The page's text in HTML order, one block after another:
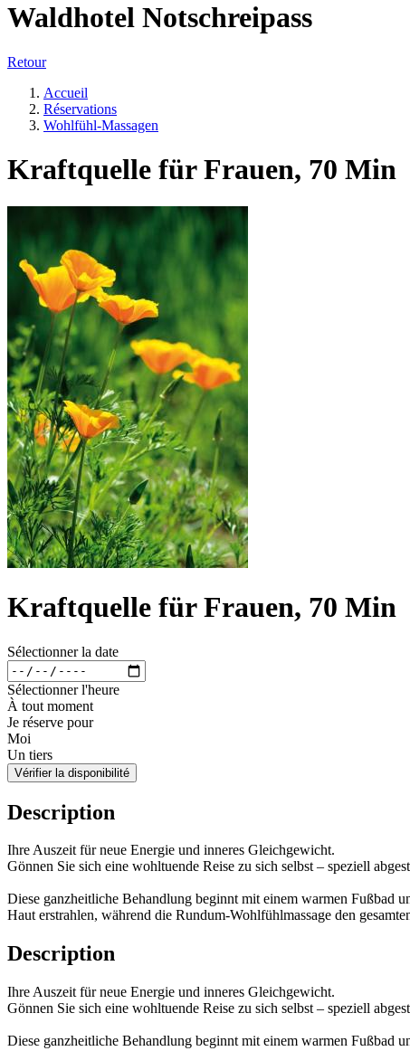
Waldhotel Notschreipass
Retour
Accueil
Réservations
Wohlfühl-Massagen
Kraftquelle für Frauen, 70 Min
Kraftquelle für Frauen, 70 Min
Sélectionner la date
Sélectionner l'heure
À tout moment
Je réserve pour
Moi
Un tiers
Vérifier la disponibilité
Description
Ihre Auszeit für neue Energie und inneres Gleichgewicht.
Gönnen Sie sich eine wohltuende Reise zu sich selbst – speziell
Diese ganzheitliche Behandlung beginnt mit einem warmen Fußbad
Haut erstrahlen, während die Rundum-Wohlfühlmassage den
Description
Ihre Auszeit für neue Energie und inneres Gleichgewicht.
Gönnen Sie sich eine wohltuende Reise zu sich selbst – speziell
Diese ganzheitliche Behandlung beginnt mit einem warmen Fußbad